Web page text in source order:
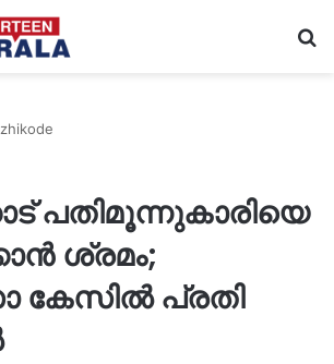
പതിമൂന്നുകാരിയെ
ശ്രമം;
പ്രതി